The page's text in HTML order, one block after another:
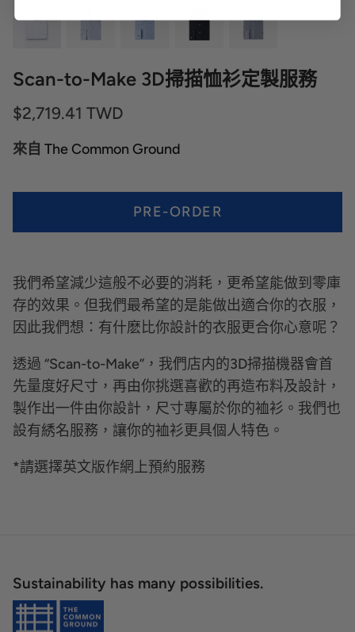
Scan-to-Make 3D掃描恤衫定製服務
$2,719.41 TWD
來自 The Common Ground
PRE-ORDER
我們希望減少這般不必要的消耗，更希望能做到零庫
存的效果。但我們最希望的是能做出適合你的衣服，
因此我們想：有什麽比你設計的衣服更合你心意呢？
透過 “Scan-to-Make”，我們店内的3D掃描機器會首
先量度好尺寸，再由你挑選喜歡的再造布料及設計，
製作出一件由你設計，尺寸專屬於你的裇衫。我們也
設有綉名服務，讓你的裇衫更具個人特色。
*請選擇英文版作網上預約服務
Sustainability has many possibilities.